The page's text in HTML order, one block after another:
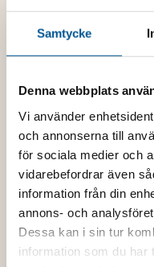
Samtycke
Denna webbplats
Vi använder
och annonserna till
för sociala medier och
vidarebefordrar även
information från din
annons- och
Dessa kan i sin tur
information som du har
Lägg
Artikelnr:N/A
Kategori:Tårtor &
Mer information